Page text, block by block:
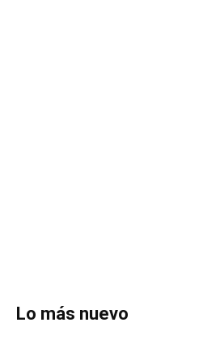
Lo más nuevo